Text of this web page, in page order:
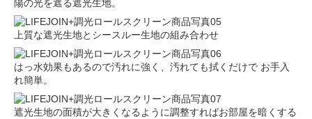
陽の光を遮る遮光生地。
上質な遮光生地とシースルー生地の組み合わせ
はっ水効果もあるので汚れに強く、汚れても拭くだけで お手入
れ簡単。
遮光生地の面積が大きくなるように調整すればお部屋を暗くする